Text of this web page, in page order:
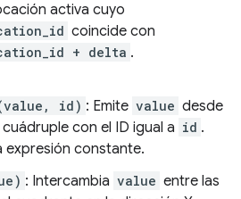
activa cuyo
coincide con
+ delta .
id) : Emite value desde
con el ID igual a id .
expresión constante.
: Intercambia value entre las